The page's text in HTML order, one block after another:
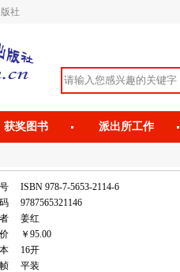
社
获奖图书 派出所工作
ISBN 978-7-5653-2114-6
9787565321146
姜红
￥95.00
16开
平装